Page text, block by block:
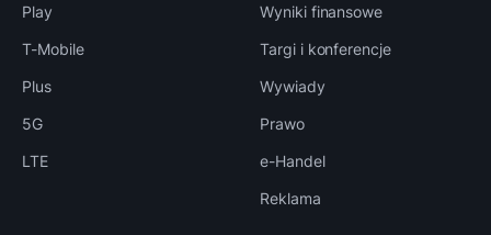
Play
T-Mobile
Plus
5G
LTE
Wyniki finansowe
Targi i konferencje
Wywiady
Prawo
e-Handel
Reklama